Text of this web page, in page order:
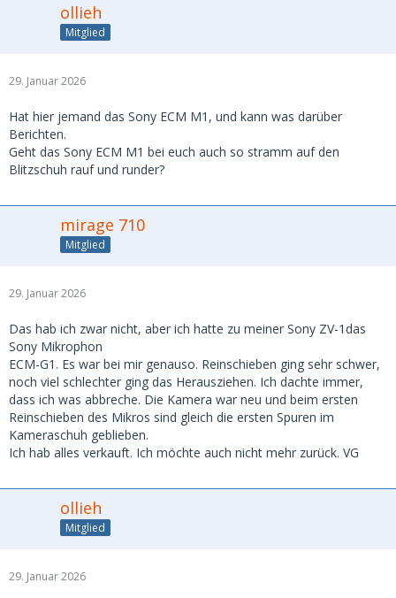
ollieh
Mitglied
29. Januar 2026
Hat hier jemand das Sony ECM M1, und kann was darüber
Berichten.
Geht das Sony ECM M1 bei euch auch so stramm auf den
Blitzschuh rauf und runder?
mirage 710
Mitglied
29. Januar 2026
Das hab ich zwar nicht, aber ich hatte zu meiner Sony ZV-1das
Sony Mikrophon
ECM-G1. Es war bei mir genauso. Reinschieben ging sehr schwer,
noch viel schlechter ging das Herausziehen. Ich dachte immer,
dass ich was abbreche. Die Kamera war neu und beim ersten
Reinschieben des Mikros sind gleich die ersten Spuren im
Kameraschuh geblieben.
Ich hab alles verkauft. Ich möchte auch nicht mehr zurück. VG
ollieh
Mitglied
29. Januar 2026